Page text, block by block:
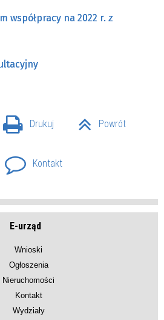
współpracy na 2022 r. z
Drukuj Powrót
Kontakt
E-urząd
Wnioski
Ogłoszenia
Nieruchomości
Kontakt
Wydziały